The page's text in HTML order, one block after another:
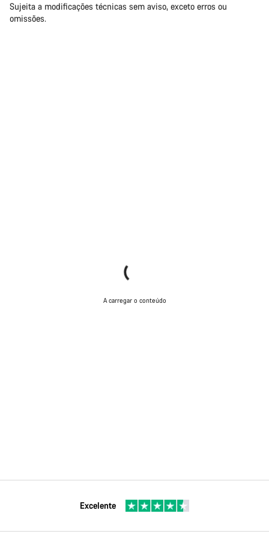
responsabilidade
Sujeita a modificações técnicas sem aviso, exceto erros ou
omissões.
A carregar o conteúdo
Excelente